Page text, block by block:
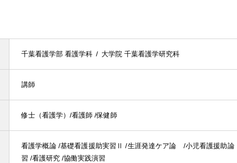
千葉看護学部 看護学科 大学院 千葉看護学研究科
講師
修士（看護学）/看護師 /保健師
看護学概論 /基礎看護援助実習Ⅱ /生涯発達ケア論 /小児看護援助
習 /看護研究 /協働実践演習